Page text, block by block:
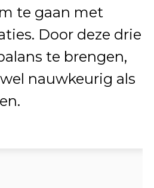
te gaan met
Door deze drie
te brengen,
nauwkeurig als